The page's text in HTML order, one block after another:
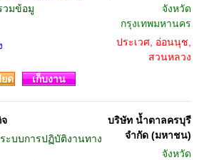
วมข้อมู
จังหวัด
กรุงเทพมหานคร
ประเวศ, อ่อนนุช,
สวนหลวง
ยด เก็บงาน
ะบบการปฏิบัติงานทาง
บริษัท น้ำตาลครบุรี
จำกัด (มหาชน)
จังหวัด